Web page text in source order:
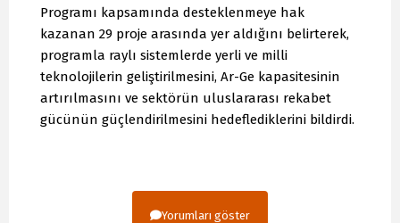
Programı kapsamında desteklenmeye hak
kazanan 29 proje arasında yer aldığını belirterek,
programla raylı sistemlerde yerli ve milli
teknolojilerin geliştirilmesini, Ar-Ge kapasitesinin
artırılmasını ve sektörün uluslararası rekabet
gücünün güçlendirilmesini hedeflediklerini bildirdi.
Yorumları göster